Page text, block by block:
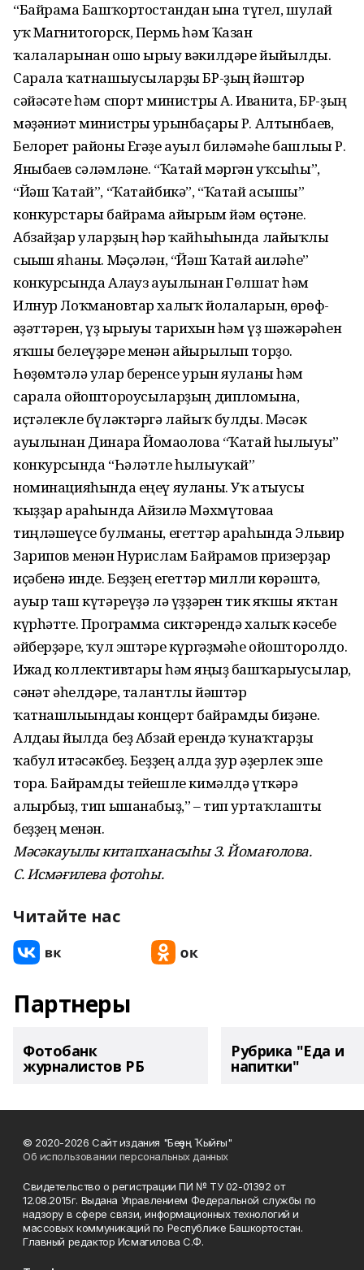
“Байрамға Башҡортостандан ғына түгел, шулай
уҡ Магнитогорск, Пермь һәм Ҡазан
ҡалаларынан ошо ырыу вәкилдәре йыйылды.
Сарала ҡатнашыусыларҙы БР-ҙың йәштәр
сәйәсәте һәм спорт министры А. Иванита, БР-ҙың
мәҙәниәт министры урынбаҫары Р. Алтынбаев,
Белорет районы Егәҙе ауыл биләмәһе башлығы Р.
Яныбаев сәләмләне. “Ҡатай мәргән уҡсыһы”,
“Йәш Ҡатай”, “Ҡатайбикә”, “Ҡатай асышы”
конкурстары байрамға айырым йәм өҫтәне.
Абзайҙар уларҙың һәр ҡайһыһында лайыҡлы
сығыш яһаны. Мәҫәлән, “Йәш Ҡатай ғаиләһе”
конкурсында Алағуз ауылынан Гөлшат һәм
Илнур Лоҡмановтар халыҡ йолаларын, ғөрөф-
ғәҙәттәрен, үҙ ырыуы тарихын һәм үҙ шәжәрәһен
яҡшы белеүҙәре менән айырылып торҙо.
Һөҙөмтәлә улар беренсе урын яуланы һәм
сарала ойоштороусыларҙың дипломына,
иҫтәлекле бүләктәргә лайыҡ булды. Мәсәк
ауылынан Динара Йомағолова “Ҡатай һылыуы”
конкурсында “Һәләтле һылыуҡай”
номинацияһында еңеү яуланы. Уҡ атыусы
ҡыҙҙар араһында Айзилә Мәхмүтоваға
тиңләшеүсе булманы, егеттәр араһында Эльвир
Зарипов менән Нурислам Байрамов призерҙар
иҫәбенә инде. Беҙҙең егеттәр милли көрәштә,
ауыр таш күтәреүҙә лә үҙҙәрен тик яҡшы яҡтан
күрһәтте. Программа сиктәрендә халыҡ кәсебе
әйберҙәре, ҡул эштәре күргәҙмәһе ойошторолдо.
Ижад коллективтары һәм яңғыҙ башҡарыусылар,
сәнғәт әһелдәре, талантлы йәштәр
ҡатнашлығындағы концерт байрамды биҙәне.
Алдағы йылда беҙ Абзай ерендә ҡунаҡтарҙы
ҡабул итәсәкбеҙ. Беҙҙең алда ҙур әҙерлек эше
тора. Байрамды тейешле кимәлдә үткәрә
алырбыҙ, тип ышанабыҙ,” – тип уртаҡлашты
беҙҙең менән.
Мәсәкауылы китапханасыһы З. Йомағолова.
С. Исмәғилева фотоһы.
Читайте нас
Партнеры
Фотобанк
журналистов РБ
Рубрика "Еда и
напитки"
© 2020-2026 Сайт издания "Беҙҙең Ҡыйғы"
Об использовании персональных данных
Свидетельство о регистрации ПИ № ТУ 02-01392 от
12.08.2015г. Выдана Управлением Федеральной службы по
надзору в сфере связи, информационных технологий и
массовых коммуникаций по Республике Башкортостан.
Главный редактор Исмагилова С.Ф.